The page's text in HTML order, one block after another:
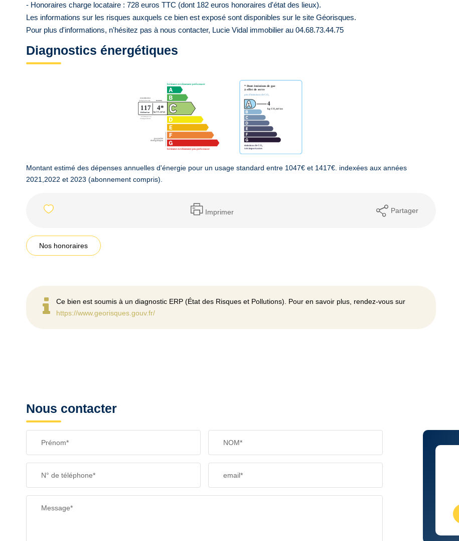
- Honoraires charge locataire : 728 euros TTC (dont 182 euros honoraires d'état des lieux).
Les informations sur les risques auxquels ce bien est exposé sont disponibles sur le site Géorisques.
Pour plus d'informations, n'hésitez pas à nous contacter, Lucie Vidal immobilier au 04.68.73.44.75
Diagnostics énergétiques
Montant estimé des dépenses annuelles d'énergie pour un usage standard entre 1047€ et 1417€. indexées aux années
2021,2022 et 2023 (abonnement compris).
Imprimer Partager
Nos honoraires
Ce bien est soumis à un diagnostic ERP (État des Risques et Pollutions). Pour en savoir plus, rendez-vous sur
https://www.georisques.gouv.fr/
Nous contacter
Prénom* NOM*
N° de téléphone* email*
Message*